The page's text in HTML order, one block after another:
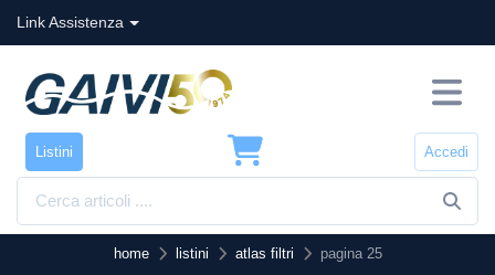
Link Assistenza
Listini Accedi
home listini atlas filtri pagina 25